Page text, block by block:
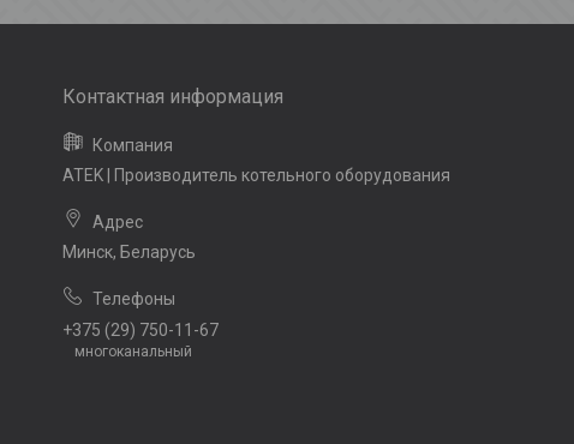
ATEK | Производитель котельного оборудования
Минск, Беларусь
+375 (29) 750-11-67
многоканальный